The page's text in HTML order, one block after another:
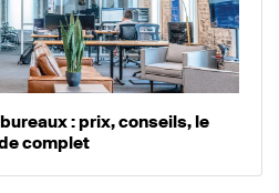
: prix, conseils, le
complet